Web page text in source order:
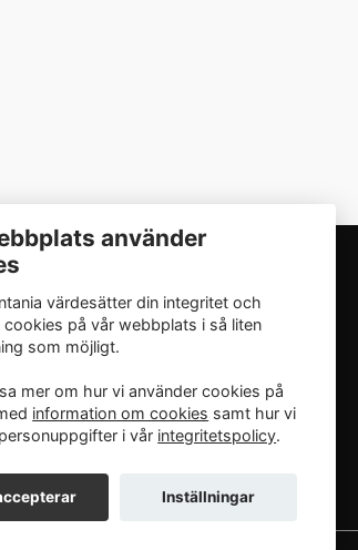
använder
värdesätter din integritet och
cookies på vår webbplats i så liten
som möjligt.
mer om hur vi använder cookies på
information om cookies samt hur vi
i vår integritetspolicy.
Inställningar